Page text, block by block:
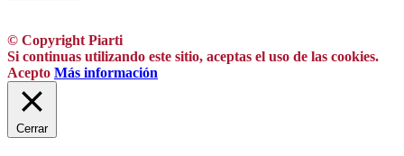
© Copyright Piarti
Si continuas utilizando este sitio, aceptas el uso de las cookies.
Acepto Más información
Cerrar